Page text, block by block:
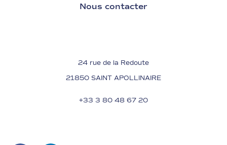
Nous contacter
24 rue de la Redoute
21850 SAINT APOLLINAIRE
+33 3 80 48 67 20